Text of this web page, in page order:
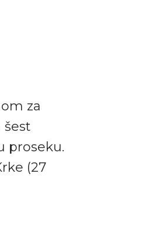
za
šest
proseku.
(27